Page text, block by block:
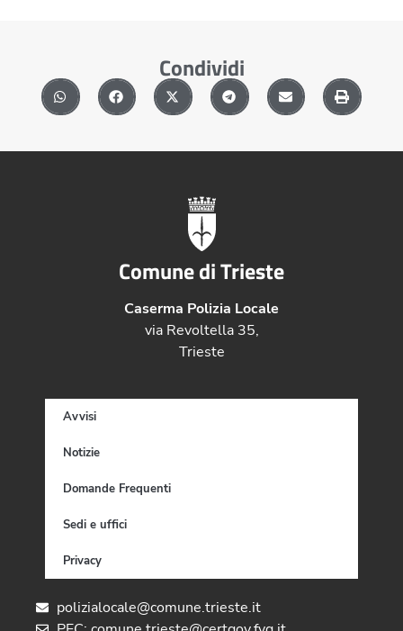
Condividi
Comune di Trieste
Caserma Polizia Locale
via Revoltella 35,
Trieste
Avvisi
Notizie
Domande Frequenti
Sedi e uffici
Privacy
polizialocale@comune.trieste.it